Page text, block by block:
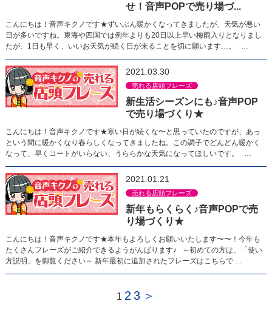
せ！音声POPで売り場づ...
こんにちは！音声キクノです★ずいぶん暖かくなってきましたが、天気が悪い
日が多いですね。東海や四国では例年よりも20日以上早い梅雨入りとなりまし
たが、1日も早く、いいお天気が続く日が来ることを切に願います…。 …
2021.03.30
売れる店頭フレーズ
新生活シーズンにも♪音声POP
で売り場づくり★
こんにちは！音声キクノです★寒い日が続くな〜と思っていたのですが、あっ
という間に暖かくなり春らしくなってきましたね。この調子でどんどん暖かく
なって、早くコートがいらない、うららかな天気になってほしいです。 …
2021.01.21
売れる店頭フレーズ
新年もらくらく♪音声POPで売
り場づくり★
こんにちは！音声キクノです★本年もよろしくお願いいたします〜〜！今年も
たくさんフレーズがご紹介できるようがんばります♪ ～初めての方は、「使い
方説明」を御覧ください～ 新年最初に追加されたフレーズはこちらで …
1 2 3 ＞